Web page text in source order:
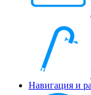
Навигация и